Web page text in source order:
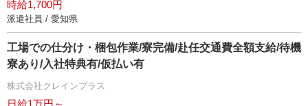
時給1,700円
派遣社員 / 愛知県
工場での仕分け・梱包作業/寮完備/赴任交通費全額支給/待機
寮あり/入社特典有/仮払い有
株式会社クレインプラス
日給1万円～